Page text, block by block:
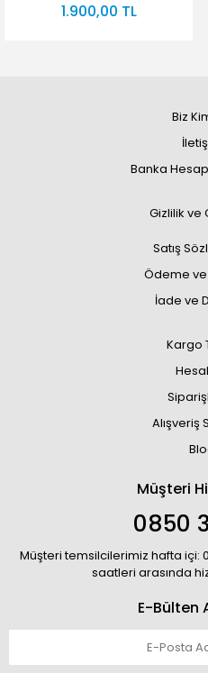
1.900,00 TL
Biz
Banka
Gizlilik ve
Satış
Ödeme
İade ve
Kargo
Alışveriş
Müşteri
0850
Müşteri temsilcilerimiz hafta içi:
saatleri arasında
E-Bülten